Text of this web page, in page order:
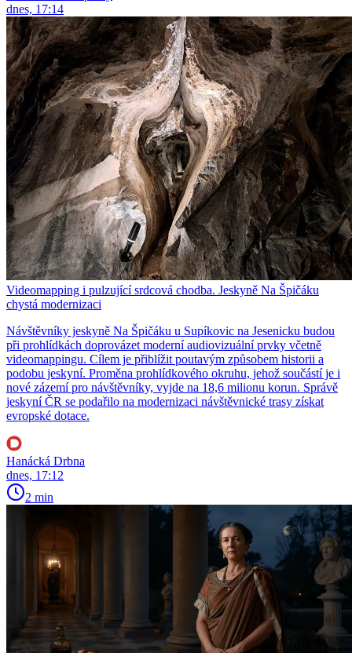
dnes, 17:14
Videomapping i pulzující srdcová chodba. Jeskyně Na Špičáku
chystá modernizaci
Návštěvníky jeskyně Na Špičáku u Supíkovic na Jesenicku budou
při prohlídkách doprovázet moderní audiovizuální prvky včetně
videomappingu. Cílem je přiblížit poutavým způsobem historii a
podobu jeskyní. Proměna prohlídkového okruhu, jehož součástí je i
nové zázemí pro návštěvníky, vyjde na 18,6 milionu korun. Správě
jeskyní ČR se podařilo na modernizaci návštěvnické trasy získat
evropské dotace.
Hanácká Drbna
dnes, 17:12
2 min